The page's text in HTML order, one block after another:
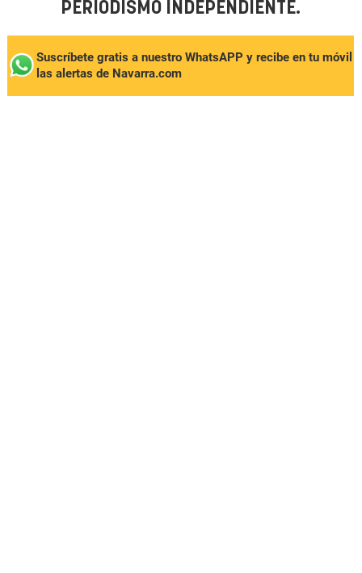
PERIODISMO INDEPENDIENTE.
Suscríbete gratis a nuestro WhatsAPP y recibe en tu móvil
las alertas de Navarra.com